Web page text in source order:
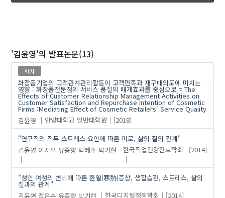
'김윤영'의 발표논문(13)
박사
화장품기업의 고객관계관리활동이 고객만족과 재구매의도에 미치는
영향 : 화장품전문점의 서비스 품질의 매개효과를 중심으로 = The
Effects of Customer Relationship Management Activities on
Customer Satisfaction and Repurchase Intention of Cosmetic
Firms :Mediating Effect of Cosmetic Retailers' Service Quality
김윤영
안양대학교 일반대학원
[2018]
"연구직의 직무 스트레스 요인에 따른 피로, 삶의 질의 관계"
김윤영 이시우 유종향 박혜주 박기현 한국직업건강간호학회 [2014]
"성인 여성의 변비에 따른 한열(寒熱)증상, 생활습관, 스트레스, 삶의
질과의 관계"
김윤영 장은수 유종향 박기현 한국디지털정책학회
[2014]